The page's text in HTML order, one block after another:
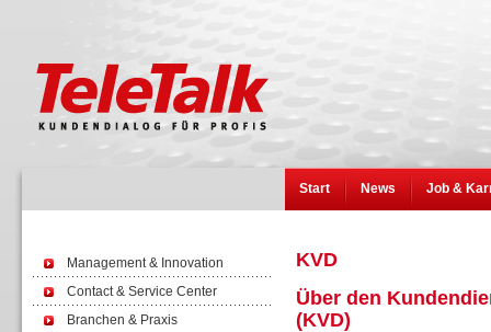
Start News Job &
Management & Innovation
Contact & Service Center
Branchen & Praxis
KVD
Über den
(KVD)